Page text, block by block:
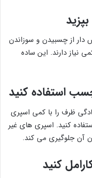
از چسبیدن و سوزاندن
نیاز دارند. این ساده
ظرف را با کمی اسپری
کنید. اسپری های غیر
آن جلوگیری می کند.